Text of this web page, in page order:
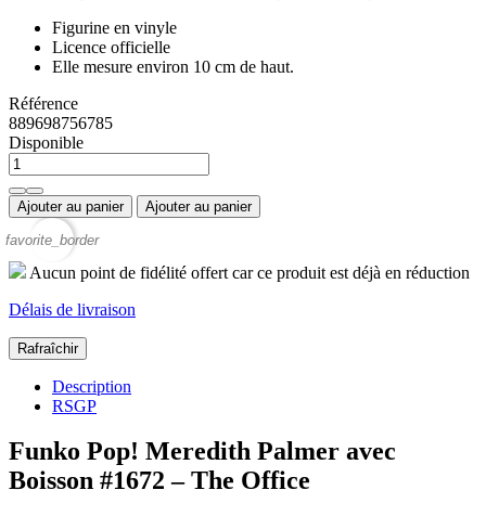
Figurine en vinyle
Licence officielle
Elle mesure environ 10 cm de haut.
Référence
889698756785
Disponible
Ajouter au panier Ajouter au panier
favorite_border
Aucun point de fidélité offert car ce produit est déjà en réduction
Délais de livraison
Description
RSGP
Funko Pop! Meredith Palmer avec
Boisson #1672 – The Office